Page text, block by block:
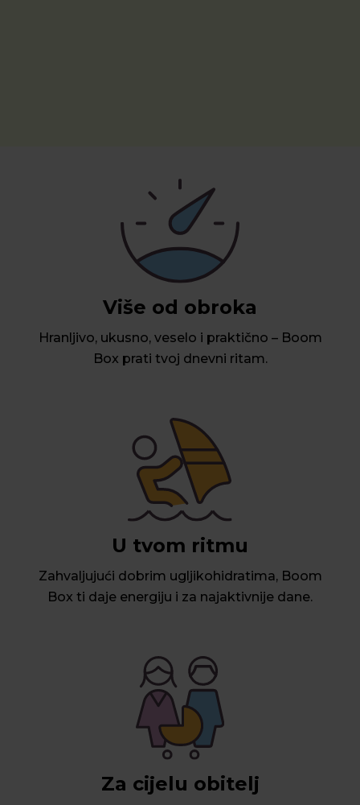
Više od obroka
Hranljivo, ukusno, veselo i praktično – Boom
Box prati tvoj dnevni ritam.
U tvom ritmu
Zahvaljujući dobrim ugljikohidratima, Boom
Box ti daje energiju i za najaktivnije dane.
Za cijelu obitelj